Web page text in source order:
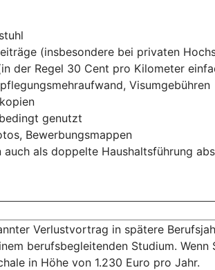
(insbesondere bei privaten
der Regel 30 Cent pro Kilometer
Visumgebühren
genutzt
Bewerbungsmappen
als doppelte Haushaltsführung
Verlustvortrag in spätere
berufsbegleitenden Studium.
in Höhe von 1.230 Euro pro Jahr.